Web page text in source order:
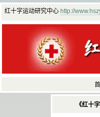
红十字运动研究中心 http://
《红十